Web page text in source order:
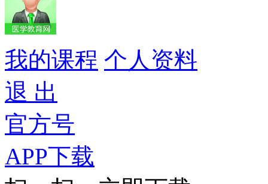
我的课程 个人资料
退 出
官方号
APP下载